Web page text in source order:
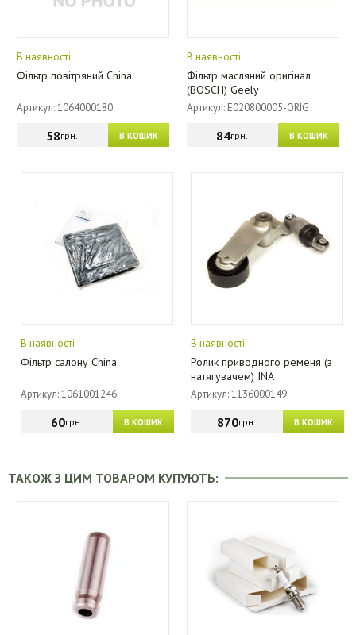
В наявності
Фільтр повітряний China
Артикул: 1064000180
В КОШИК
58грн.
В наявності
Фільтр масляний оригінал
(BOSCH) Geely
Артикул: E020800005-ORIG
В КОШИК
84грн.
В наявності
Фільтр салону China
Артикул: 1061001246
В КОШИК
60грн.
В наявності
Ролик приводного ременя (з
натягувачем) INA
Артикул: 1136000149
В КОШИК
870грн.
ТАКОЖ З ЦИМ ТОВАРОМ КУПУЮТЬ: